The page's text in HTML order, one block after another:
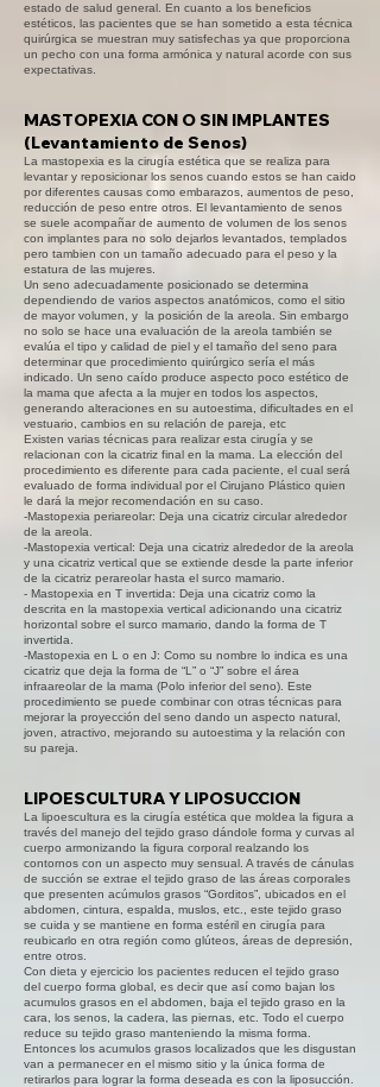
estado de salud general. En cuanto a los beneficios
estéticos, las pacientes que se han sometido a esta técnica
quirúrgica se muestran muy satisfechas ya que proporciona
un pecho con una forma armónica y natural acorde con sus
expectativas.
MASTOPEXIA CON O SIN IMPLANTES
(Levantamiento de Senos)
La mastopexia es la cirugía estética que se realiza para
levantar y reposicionar los senos cuando estos se han caido
por diferentes causas como embarazos, aumentos de peso,
reducción de peso entre otros. El levantamiento de senos
se suele acompañar de aumento de volumen de los senos
con implantes para no solo dejarlos levantados, templados
pero tambien con un tamaño adecuado para el peso y la
estatura de las mujeres.
Un seno adecuadamente posicionado se determina
dependiendo de varios aspectos anatómicos, como el sitio
de mayor volumen, y la posición de la areola. Sin embargo
no solo se hace una evaluación de la areola también se
evalúa el tipo y calidad de piel y el tamaño del seno para
determinar que procedimiento quirúrgico sería el más
indicado. Un seno caído produce aspecto poco estético de
la mama que afecta a la mujer en todos los aspectos,
generando alteraciones en su autoestima, dificultades en el
vestuario, cambios en su relación de pareja, etc
Existen varias técnicas para realizar esta cirugía y se
relacionan con la cicatriz final en la mama. La elección del
procedimiento es diferente para cada paciente, el cual será
evaluado de forma individual por el Cirujano Plástico quien
le dará la mejor recomendación en su caso.
-Mastopexia periareolar: Deja una cicatriz circular alrededor
de la areola.
-Mastopexia vertical: Deja una cicatriz alrededor de la areola
y una cicatriz vertical que se extiende desde la parte inferior
de la cicatriz perareolar hasta el surco mamario.
- Mastopexia en T invertida: Deja una cicatriz como la
descrita en la mastopexia vertical adicionando una cicatriz
horizontal sobre el surco mamario, dando la forma de T
invertida.
-Mastopexia en L o en J: Como su nombre lo indica es una
cicatriz que deja la forma de “L” o “J” sobre el área
infraareolar de la mama (Polo inferior del seno). Este
procedimiento se puede combinar con otras técnicas para
mejorar la proyección del seno dando un aspecto natural,
joven, atractivo, mejorando su autoestima y la relación con
su pareja.
LIPOESCULTURA Y LIPOSUCCION
La lipoescultura es la cirugía estética que moldea la figura a
través del manejo del tejido graso dándole forma y curvas al
cuerpo armonizando la figura corporal realzando los
contornos con un aspecto muy sensual. A través de cánulas
de succión se extrae el tejido graso de las áreas corporales
que presenten acúmulos grasos “Gorditos”, ubicados en el
abdomen, cintura, espalda, muslos, etc., este tejido graso
se cuida y se mantiene en forma estéril en cirugía para
reubicarlo en otra región como glúteos, áreas de depresión,
entre otros.
Con dieta y ejercicio los pacientes reducen el tejido graso
del cuerpo forma global, es decir que así como bajan los
acumulos grasos en el abdomen, baja el tejido graso en la
cara, los senos, la cadera, las piernas, etc. Todo el cuerpo
reduce su tejido graso manteniendo la misma forma.
Entonces los acumulos grasos localizados que les disgustan
van a permanecer en el mismo sitio y la única forma de
retirarlos para lograr la forma deseada es con la liposucción.